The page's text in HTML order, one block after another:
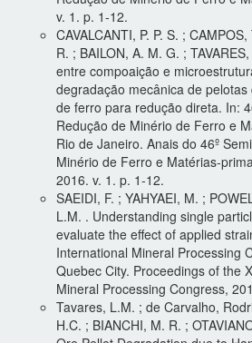
v. 1. p. 1-12.
CAVALCANTI, P. P. S. ;
R. ; BAILON, A. M. G. ;
entre compoaição e
degradação mecânica de
de ferro para redução direta. In:
Redução de Minério de Ferro e
Rio de Janeiro. Anais do 46º
Minério de Ferro e Matérias-
2016. v. 1. p. 1-12.
SAEIDI, F. ; YAHYAEI, M. ;
L.M. . Understanding single
evaluate the effect of applied
International Mineral Processing
Quebec City. Proceedings of the
Mineral Processing Congress,
Tavares, L.M. ; de Carvalho,
H.C. ; BIANCHI, M. R. ;